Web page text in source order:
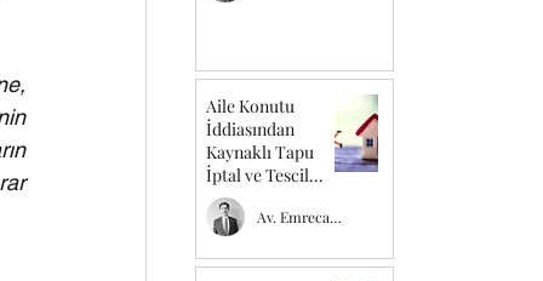
Aile Konutu
İddiasından
Kaynaklı Tapu
İptal ve Tescil
Davası
Av. Emrecan TEMEL